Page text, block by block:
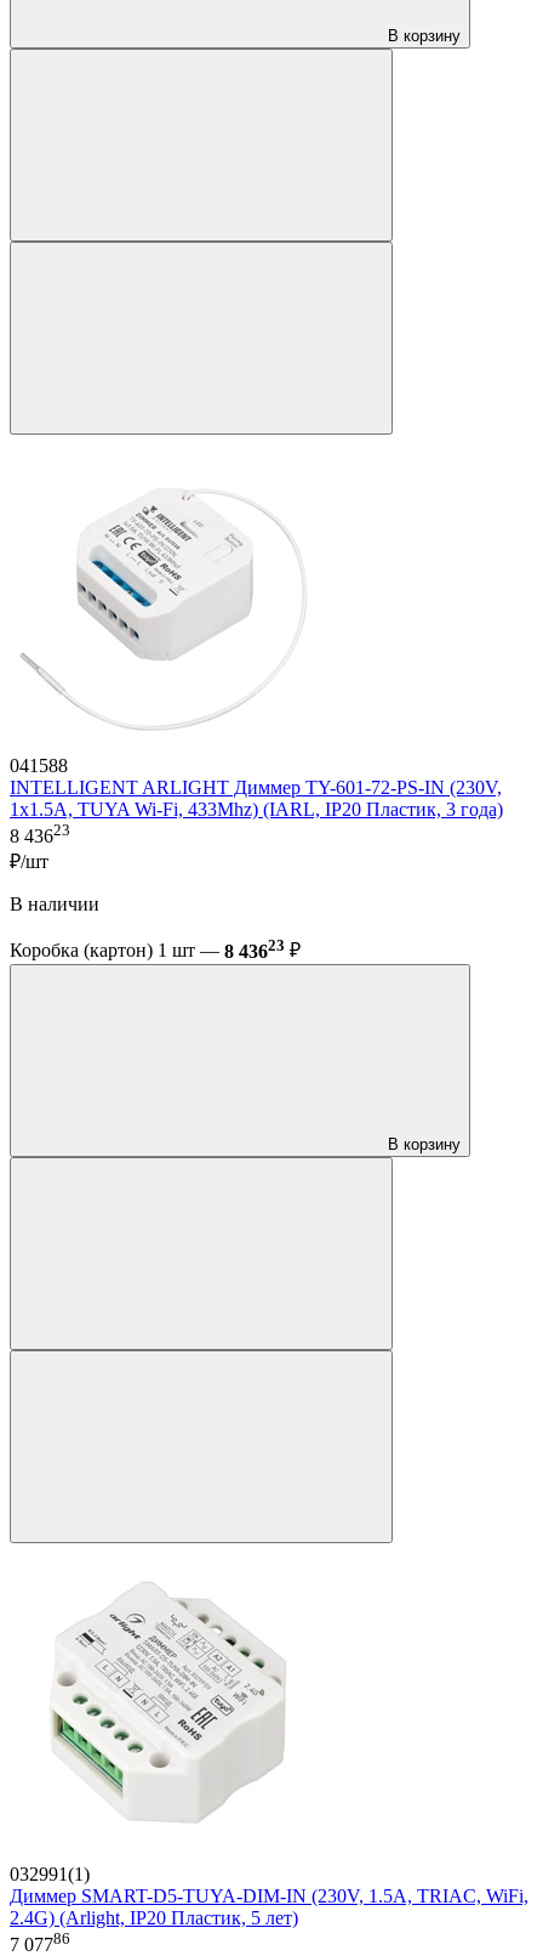
В корзину
041588
INTELLIGENT ARLIGHT Диммер TY-601-72-PS-IN (230V,
1x1.5A, TUYA Wi-Fi, 433Mhz) (IARL, IP20 Пластик, 3 года)
8 43623
₽/шт
В наличии
Коробка (картон) 1 шт — 8 43623 ₽
В корзину
032991(1)
Диммер SMART-D5-TUYA-DIM-IN (230V, 1.5A, TRIAC, WiFi,
2.4G) (Arlight, IP20 Пластик, 5 лет)
7 07786